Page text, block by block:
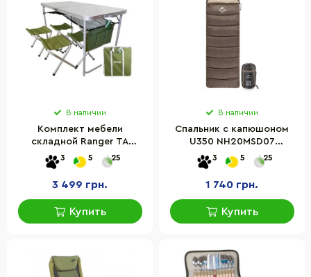
В наличии
Комплект мебели
складной Ranger TA
21407+FS21124 металлик
RA 1102
3 5 25
3 499 грн.
Купить
В наличии
Спальник с капюшоном
U350 NH20MSD07
Naturehike 6927595767221-
L, (1°C), левый,
коричневый
3 5 25
1 740 грн.
Купить